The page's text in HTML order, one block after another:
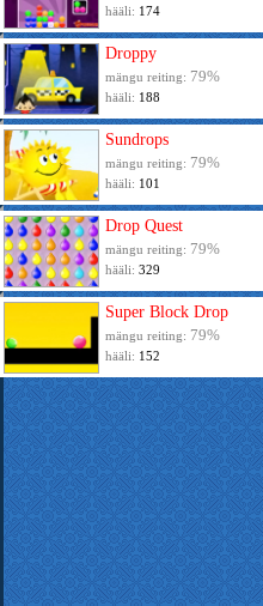
hääli: 174
Droppy
mängu reiting: 79%
hääli: 188
Sundrops
mängu reiting: 79%
hääli: 101
Drop Quest
mängu reiting: 79%
hääli: 329
Super Block Drop
mängu reiting: 79%
hääli: 152